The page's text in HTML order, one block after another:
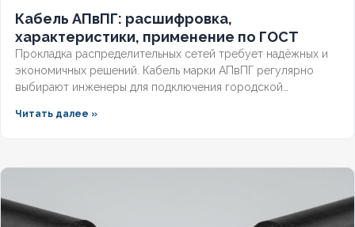
Кабель АПвПГ: расшифровка,
характеристики, применение по ГОСТ
Прокладка распределительных сетей требует надёжных и
экономичных решений. Кабель марки АПвПГ регулярно
выбирают инженеры для подключения городской
Читать далее »